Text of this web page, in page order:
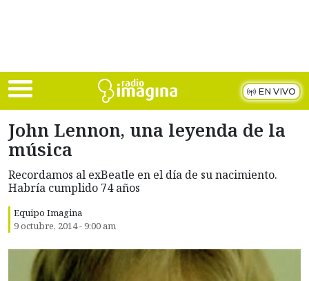
EN VIVO
John Lennon, una leyenda de la
música
Recordamos al exBeatle en el día de su nacimiento.
Habría cumplido 74 años
Equipo Imagina
9 octubre, 2014 - 9:00 am